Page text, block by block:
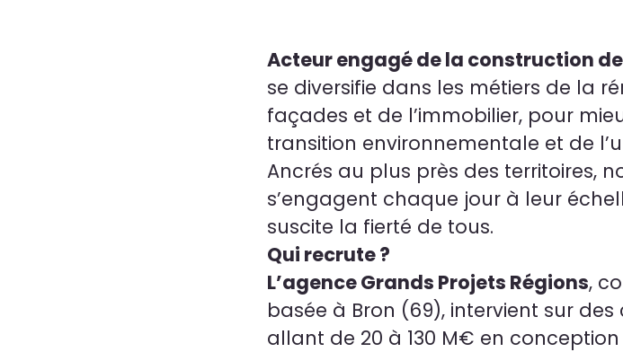
Acteur engagé de la construction
se diversifie dans les métiers de la
façades et de l’immobilier, pour
transition environnementale et de
Ancrés au plus près des territoires,
s’engagent chaque jour à leur
suscite la fierté de tous.
Qui recrute ?
L’agence Grands Projets Régions,
basée à Bron (69), intervient sur
allant de 20 à 130 M€ en